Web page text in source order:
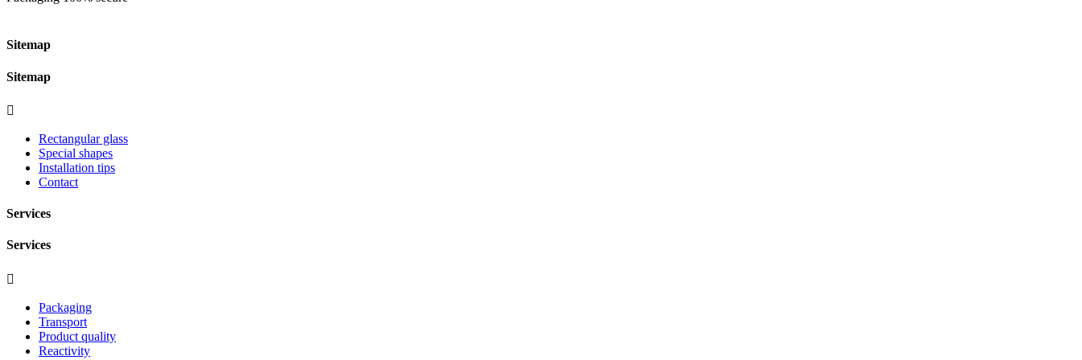
Sitemap
Sitemap

Rectangular glass
Special shapes
Installation tips
Contact
Services
Services

Packaging
Transport
Product quality
Reactivity